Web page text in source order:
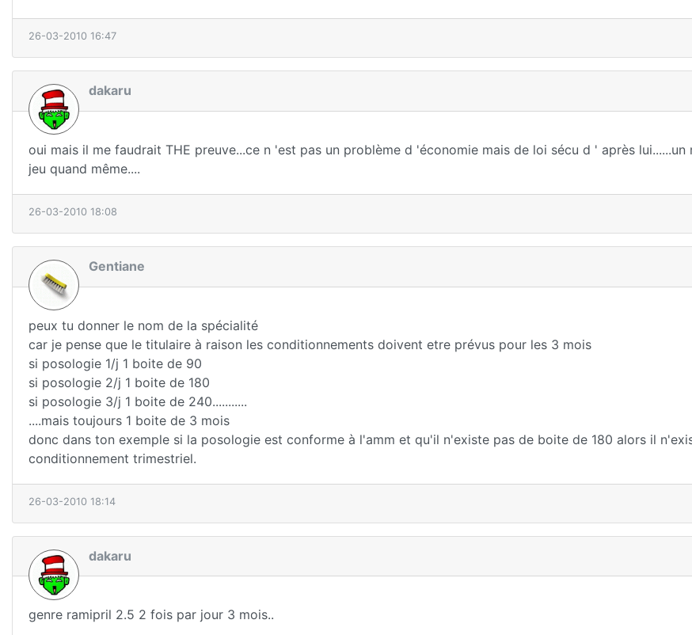
26-03-2010 16:47
dakaru
oui mais il me faudrait THE preuve...ce n 'est pas un problème d 'économie mais de loi sécu d ' après lui......un
jeu quand même....
26-03-2010 18:08
Gentiane
peux tu donner le nom de la spécialité
car je pense que le titulaire à raison les conditionnements doivent etre prévus pour les 3 mois
si posologie 1/j 1 boite de 90
si posologie 2/j 1 boite de 180
si posologie 3/j 1 boite de 240...........
....mais toujours 1 boite de 3 mois
donc dans ton exemple si la posologie est conforme à l'amm et qu'il n'existe pas de boite de 180 alors il
conditionnement trimestriel.
26-03-2010 18:14
dakaru
genre ramipril 2.5 2 fois par jour 3 mois..